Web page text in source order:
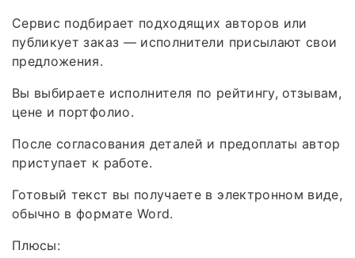
Сервис подбирает подходящих авторов или
публикует заказ — исполнители присылают свои
предложения.
Вы выбираете исполнителя по рейтингу, отзывам,
цене и портфолио.
После согласования деталей и предоплаты автор
приступает к работе.
Готовый текст вы получаете в электронном виде,
обычно в формате Word.
Плюсы: